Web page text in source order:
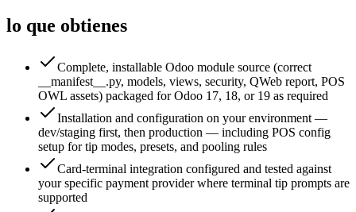
lo que obtienes
Complete, installable Odoo module source (correct
__manifest__.py, models, views, security, QWeb report, POS
OWL assets) packaged for Odoo 17, 18, or 19 as required
Installation and configuration on your environment —
dev/staging first, then production — including POS config
setup for tip modes, presets, and pooling rules
Card-terminal integration configured and tested against
your specific payment provider where terminal tip prompts are
supported